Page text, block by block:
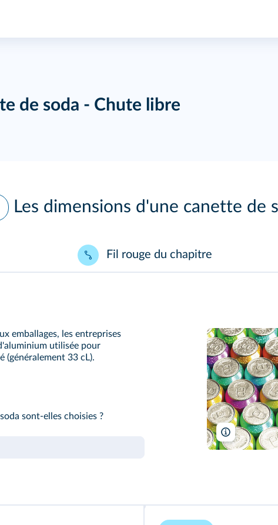
de soda - Chute libre
Les dimensions d'une canette de
Fil rouge du chapitre
emballages, les entreprises
utilisée pour
(généralement 33 cL).
sont-elles choisies ?
Wirestock,